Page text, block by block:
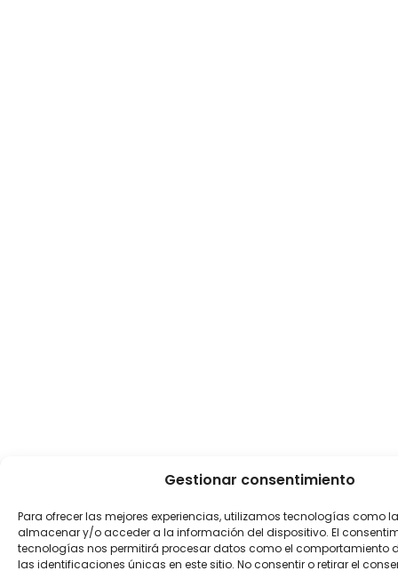
Gestionar consentimiento
Para ofrecer las mejores experiencias, utilizamos tecnologías como
almacenar y/o acceder a la información del dispositivo. El
tecnologías nos permitirá procesar datos como el comportamiento
las identificaciones únicas en este sitio. No consentir o retirar el